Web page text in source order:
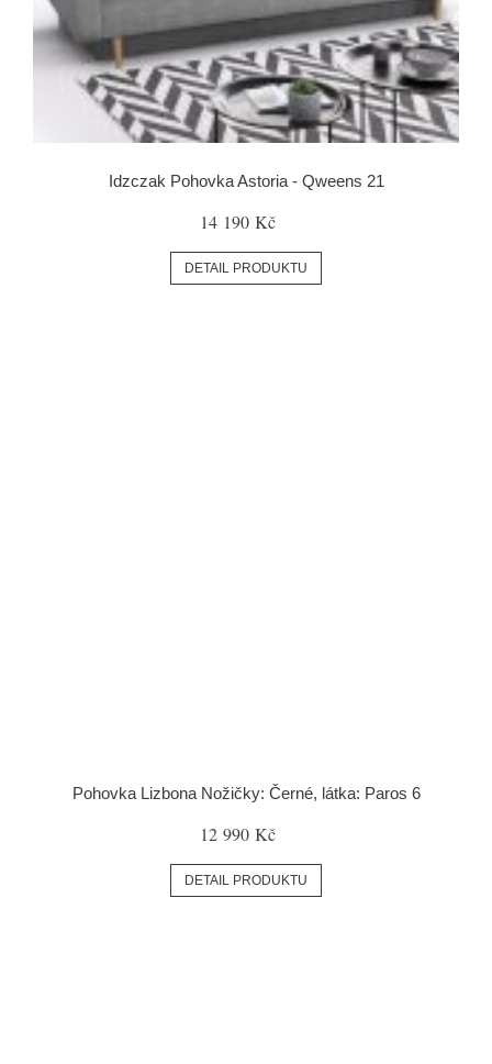
Idzczak Pohovka Astoria - Qweens 21
14 190 Kč
DETAIL PRODUKTU
Pohovka Lizbona Nožičky: Černé, látka: Paros 6
12 990 Kč
DETAIL PRODUKTU